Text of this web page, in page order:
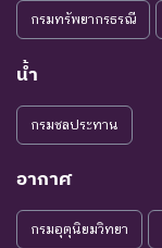
กรมทรัพยากรธรณี
น้ำ
กรมชลประทาน
อากาศ
กรมอุตุนิยมวิทยา